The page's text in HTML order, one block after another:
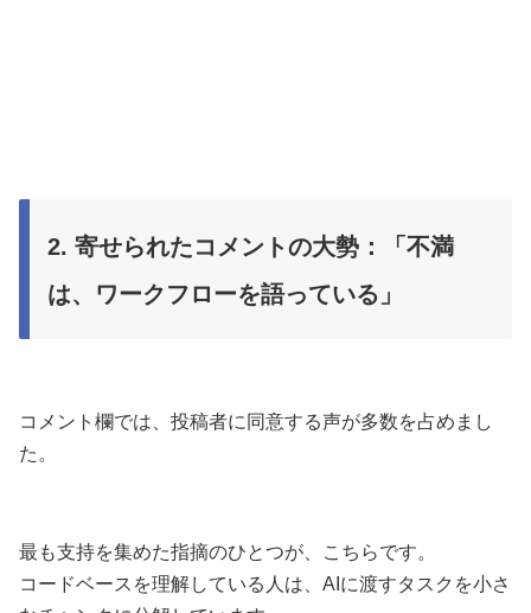
2. 寄せられたコメントの大勢：「不満
は、ワークフローを語っている」
コメント欄では、投稿者に同意する声が多数を占めまし
た。
最も支持を集めた指摘のひとつが、こちらです。
コードベースを理解している人は、AIに渡すタスクを小さ